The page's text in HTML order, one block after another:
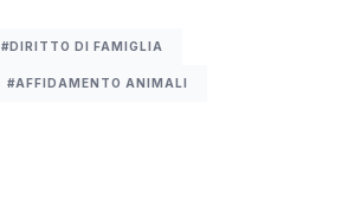
#DIRITTO DI FAMIGLIA
#AFFIDAMENTO ANIMALI